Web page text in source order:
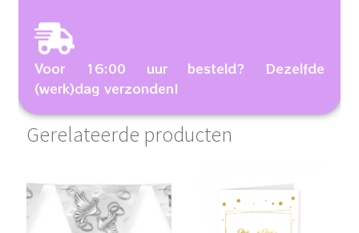
Voor 16:00 uur besteld? Dezelfde
(werk)dag verzonden!
Gerelateerde producten